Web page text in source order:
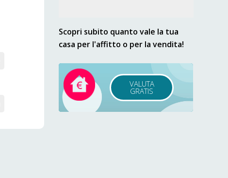
Scopri subito quanto vale la tua
casa per l'affitto o per la vendita!
VALUTA
GRATIS